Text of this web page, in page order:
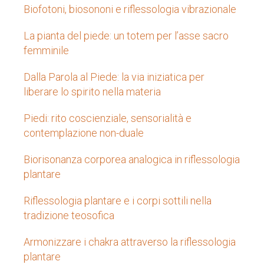
Biofotoni, biosononi e riflessologia vibrazionale
La pianta del piede: un totem per l’asse sacro
femminile
Dalla Parola al Piede: la via iniziatica per
liberare lo spirito nella materia
Piedi: rito coscienziale, sensorialità e
contemplazione non-duale
Biorisonanza corporea analogica in riflessologia
plantare
Riflessologia plantare e i corpi sottili nella
tradizione teosofica
Armonizzare i chakra attraverso la riflessologia
plantare